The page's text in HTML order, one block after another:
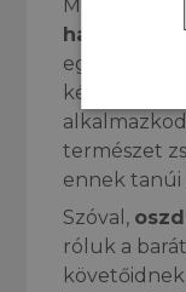
Mert a cápák
hanem
képességeik
természet
ennek
Szóval,
róluk a